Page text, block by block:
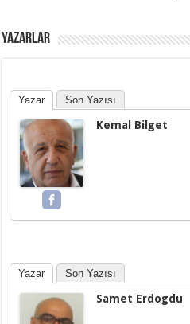
YAZARLAR
Yazar Son Yazısı
Kemal Bilget
Yazar Son Yazısı
Samet Erdogdu